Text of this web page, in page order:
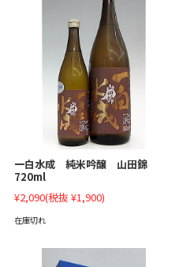
一白水成 純米吟醸 山田錦
720ml
¥2,090(税抜 ¥1,900)
在庫切れ